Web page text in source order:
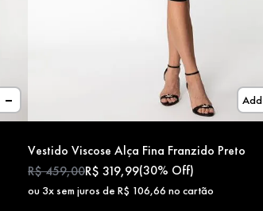
Add
Vestido Viscose Alça Fina Franzido Preto
R$459,00R$ 319,99(30% Off)
ou 3x sem juros de R$ 106,66 no cartão